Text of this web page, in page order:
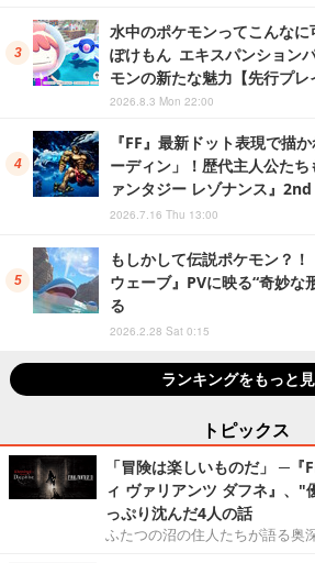
水中のポケモンってこんな
ぽけもん エキスパンション
モンの新たな魅力【先行プレ
2026.8.3 Mon 22:00
『FF』最新ドット表現で描
ーディン」！歴代主人公た
ァンタジー レゾナンス』
2026.7.16 Thu 13:00
もしかして伝説ポケモン？！
ウェーブ』PVに映る“奇妙な
る
2026.2.28 Sat 0:15
ランキングをもっと
トピックス
「冒険は楽しいものだ」 ─『
ィ ヴァリアンツ ダフネ』、"
っぷり沈んだ4人の話
ふたつの沼の住人たちが語る奥